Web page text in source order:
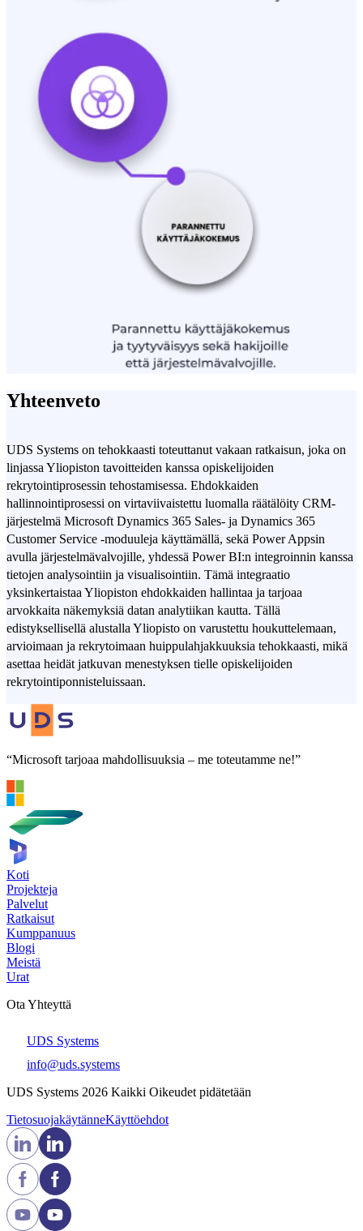
Yhteenveto
UDS Systems on tehokkaasti toteuttanut vakaan ratkaisun, joka on
linjassa Yliopiston tavoitteiden kanssa opiskelijoiden
rekrytointiprosessin tehostamisessa. Ehdokkaiden
hallinnointiprosessi on virtaviivaistettu luomalla räätälöity CRM-
järjestelmä Microsoft Dynamics 365 Sales- ja Dynamics 365
Customer Service -moduuleja käyttämällä, sekä Power Appsin
avulla järjestelmävalvojille, yhdessä Power BI:n integroinnin kanssa
tietojen analysointiin ja visualisointiin. Tämä integraatio
yksinkertaistaa Yliopiston ehdokkaiden hallintaa ja tarjoaa
arvokkaita näkemyksiä datan analytiikan kautta. Tällä
edistyksellisellä alustalla Yliopisto on varustettu houkuttelemaan,
arvioimaan ja rekrytoimaan huippulahjakkuuksia tehokkaasti, mikä
asettaa heidät jatkuvan menestyksen tielle opiskelijoiden
rekrytointiponnisteluissaan.
“Microsoft tarjoaa mahdollisuuksia – me toteutamme ne!”
Koti
Projekteja
Palvelut
Ratkaisut
Kumppanuus
Blogi
Meistä
Urat
Ota Yhteyttä
UDS Systems
info@uds.systems
UDS Systems 2026 Kaikki Oikeudet pidätetään
TietosuojakäytänneKäyttöehdot